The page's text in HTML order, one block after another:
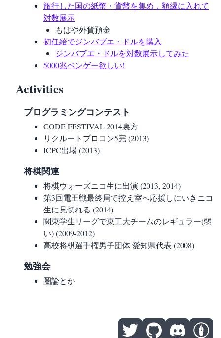
旅行した国の紙幣・貨幣を集め，額縁に入れて
対数展示
もはや外貨預金
初任給でジンバブエ・ドルを購入
ジンバブエ・ドルを対数展示してみた
5000兆ペンゲー欲しい!
Activities
プログラミングコンテスト
CODE FESTIVAL 2014裏方
リクルートプロコン5完 (2013)
ICPC出場 (2013)
将棋関連
将棋ウォーズニコ生に出演 (2013, 2014)
第3回電王戦最終局で控え室へ応援しにいきニコ
生に見切れる (2014)
関東学生リーグで東工大チームのレギュラー(弱
い) (2009-2012)
高校将棋選手権男子団体 愛知県代表 (2008)
勉強会
圏論とか